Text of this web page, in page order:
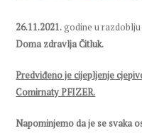
26.11.2021.godine u
Doma zdravlja Čitluk.
Predviđeno je cijepljenje
Comirnaty PFIZER.
Napominjemo da je se svaka